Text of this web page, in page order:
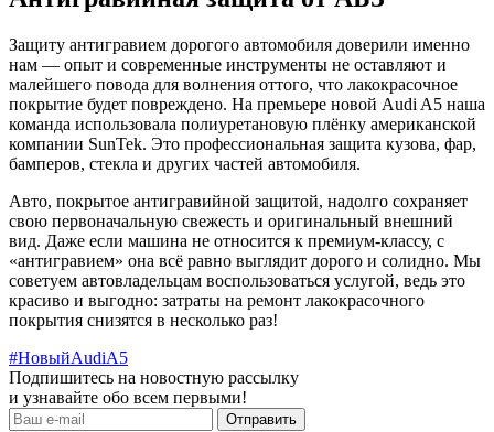
Защиту антигравием дорогого автомобиля доверили именно
нам — опыт и современные инструменты не оставляют и
малейшего повода для волнения оттого, что лакокрасочное
покрытие будет повреждено. На премьере новой Audi A5 наша
команда использовала полиуретановую плёнку американской
компании SunTek. Это профессиональная защита кузова, фар,
бамперов, стекла и других частей автомобиля.
Авто, покрытое антигравийной защитой, надолго сохраняет
свою первоначальную свежесть и оригинальный внешний
вид. Даже если машина не относится к премиум-классу, с
«антигравием» она всё равно выглядит дорого и солидно. Мы
советуем автовладельцам воспользоваться услугой, ведь это
красиво и выгодно: затраты на ремонт лакокрасочного
покрытия снизятся в несколько раз!
#НовыйAudiA5
Подпишитесь на новостную рассылку
и узнавайте обо всем первыми!